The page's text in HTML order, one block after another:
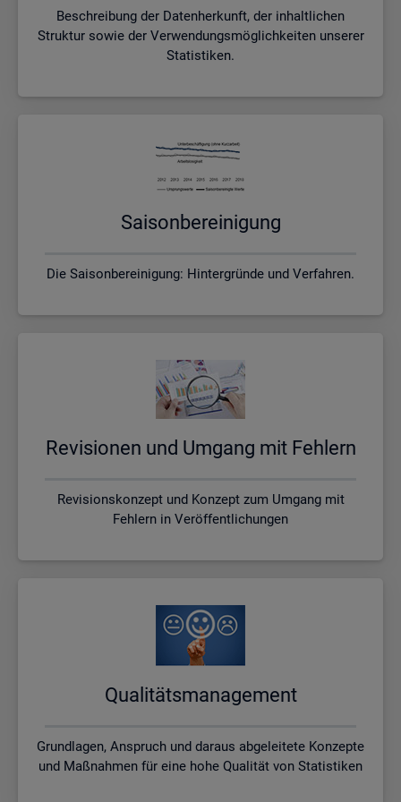
Beschreibung der Datenherkunft, der inhaltlichen
Struktur sowie der Verwendungsmöglichkeiten unserer
Statistiken.
Sai­son­be­rei­ni­gung
Die Saisonbereinigung: Hintergründe und Verfahren.
Re­vi­sio­nen und Um­gang mit Feh­lern
Revisionskonzept und Konzept zum Umgang mit
Fehlern in Veröffentlichungen
Qua­li­täts­ma­nage­ment
Grundlagen, Anspruch und daraus abgeleitete Konzepte
und Maßnahmen für eine hohe Qualität von Statistiken